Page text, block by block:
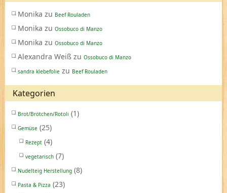
Monika zu Beef Rouladen
Monika zu Ossobuco di Manzo
Monika zu Ossobuco di Manzo
Alexandra Weiß zu Ossobuco di Manzo
sandra klebefolie zu Beef Rouladen
Kategorien
Brot/Brötchen/Rotoli (1)
Gemüse (25)
Rezept (4)
vegetarisch (7)
Nudelteig Herstellung (8)
Pasta & Pizza (23)